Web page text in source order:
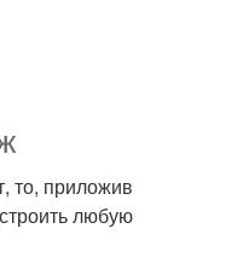
то, приложив
любую